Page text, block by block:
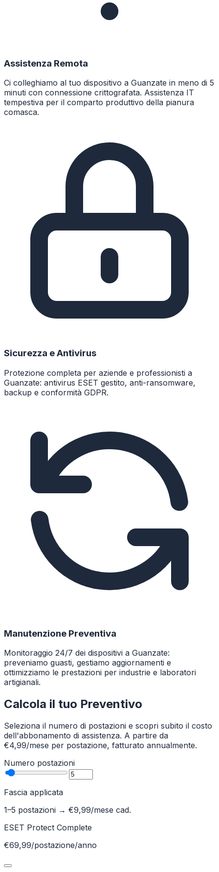
Assistenza Remota
Ci colleghiamo al tuo dispositivo a Guanzate in meno di 5
minuti con connessione crittografata. Assistenza IT
tempestiva per il comparto produttivo della pianura
comasca.
Sicurezza e Antivirus
Protezione completa per aziende e professionisti a
Guanzate: antivirus ESET gestito, anti-ransomware,
backup e conformità GDPR.
Manutenzione Preventiva
Monitoraggio 24/7 dei dispositivi a Guanzate:
preveniamo guasti, gestiamo aggiornamenti e
ottimizziamo le prestazioni per industrie e laboratori
artigianali.
Calcola il tuo Preventivo
Seleziona il numero di postazioni e scopri subito il costo
dell'abbonamento di assistenza. A partire da
€4,99/mese per postazione, fatturato annualmente.
Numero postazioni
Fascia applicata
1–5 postazioni → €9,99/mese cad.
ESET Protect Complete
€69,99/postazione/anno